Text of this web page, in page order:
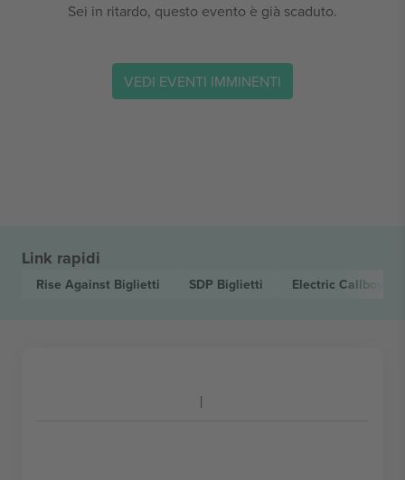
Sei in ritardo, questo evento è già scaduto.
VEDI EVENTI IMMINENTI
Link rapidi
Rise Against Biglietti SDP Biglietti Electric Callboy